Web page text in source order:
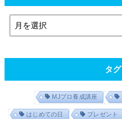
タグ
MJプロ養成講座
はじめての日 プレゼント